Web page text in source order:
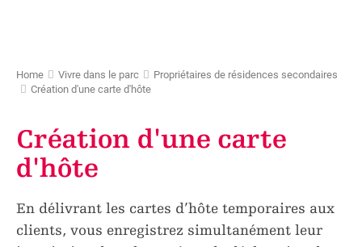
Home Vivre dans le parc
Propriétaires de résidences secondaires
Création d'une carte d'hôte
Création d'une carte
d'hôte
En délivrant les cartes d’hôte temporaires aux
clients, vous enregistrez simultanément leur